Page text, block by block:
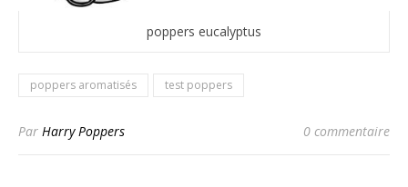
poppers eucalyptus
poppers aromatisés test poppers
Par Harry Poppers 0 commentaire